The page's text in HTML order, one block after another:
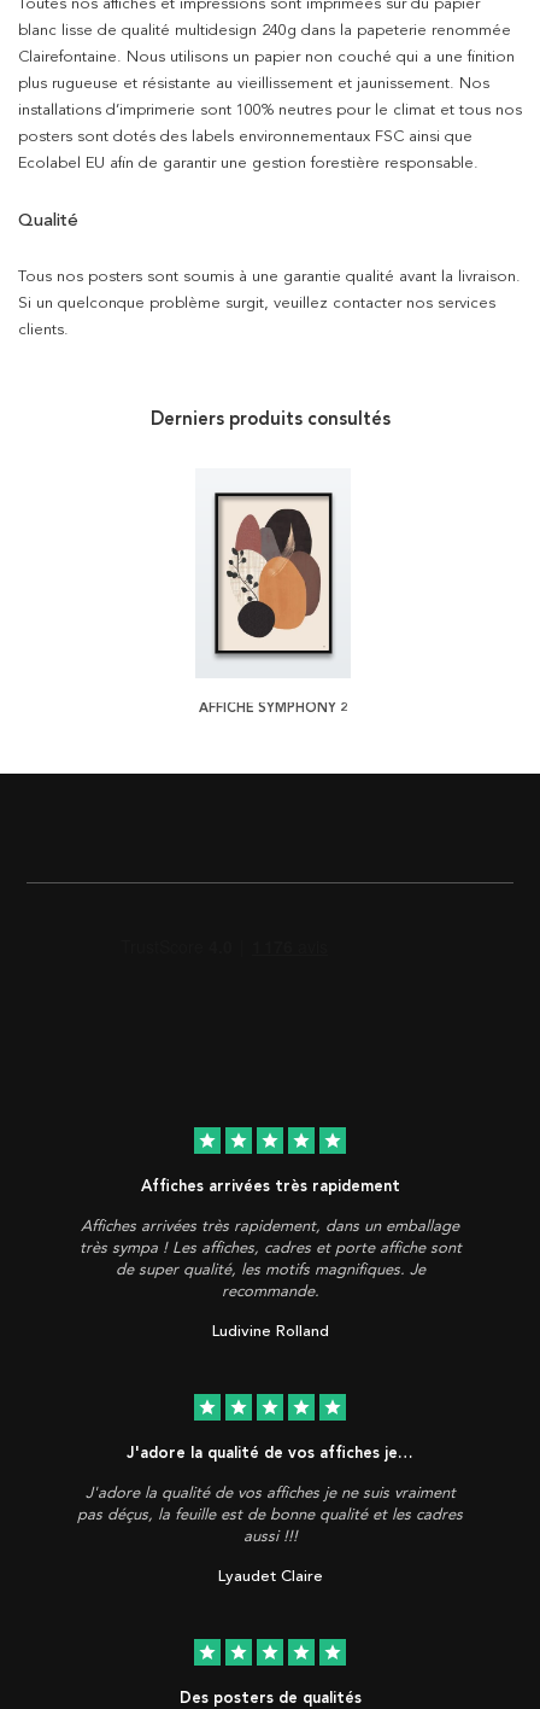
Toutes nos affiches et impressions sont imprimées sur du papier
blanc lisse de qualité multidesign 240g dans la papeterie renommée
Clairefontaine. Nous utilisons un papier non couché qui a une finition
plus rugueuse et résistante au vieillissement et jaunissement. Nos
installations d’imprimerie sont 100% neutres pour le climat et tous nos
posters sont dotés des labels environnementaux FSC ainsi que
Ecolabel EU afin de garantir une gestion forestière responsable.
Qualité
Tous nos posters sont soumis à une garantie qualité avant la livraison.
Si un quelconque problème surgit, veuillez contacter nos services
clients.
Derniers produits consultés
AFFICHE SYMPHONY 2
star star star star star
Affiches arrivées très rapidement
Affiches arrivées très rapidement, dans un emballage
très sympa ! Les affiches, cadres et porte affiche sont
de super qualité, les motifs magnifiques. Je
recommande.
Ludivine Rolland
star star star star star
J'adore la qualité de vos affiches je…
J'adore la qualité de vos affiches je ne suis vraiment
pas déçus, la feuille est de bonne qualité et les cadres
aussi !!!
Lyaudet Claire
star star star star star
Des posters de qualités